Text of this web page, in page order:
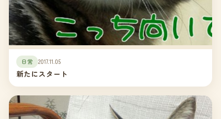
日常 2017.11.05
新たにスタート